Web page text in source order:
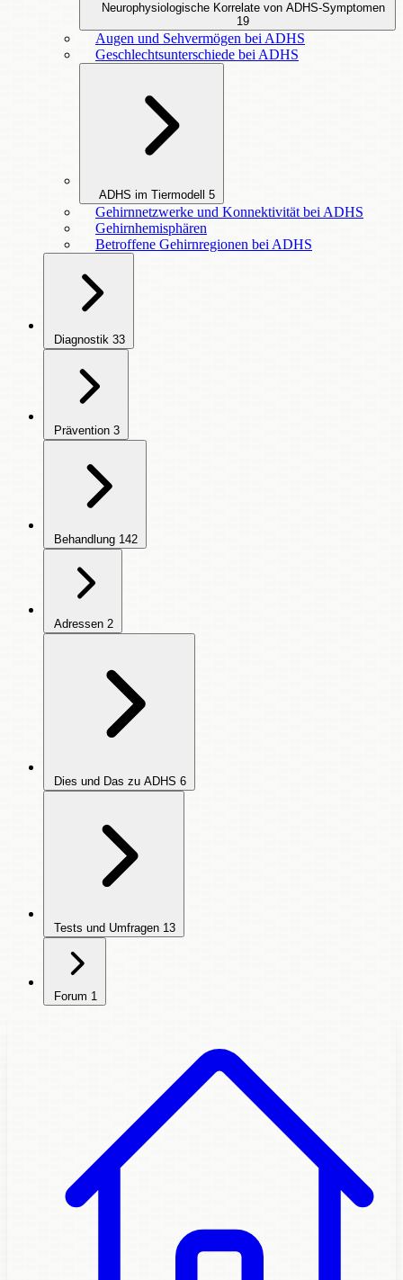
Neurophysiologische Korrelate von ADHS-Symptomen
19
Augen und Sehvermögen bei ADHS
Geschlechtsunterschiede bei ADHS
ADHS im Tiermodell 5
Gehirnnetzwerke und Konnektivität bei ADHS
Gehirnhemisphären
Betroffene Gehirnregionen bei ADHS
Diagnostik 33
Prävention 3
Behandlung 142
Adressen 2
Dies und Das zu ADHS 6
Tests und Umfragen 13
Forum 1